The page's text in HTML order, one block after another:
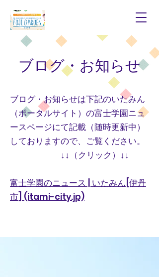
​ブログ・お知らせ
ブログ・お知らせは下記のいたみん
（ポータルサイト）の富士学園ニュ
ースページにて記載（随時更新中）
しておりますので、ご覧ください。
↓↓（クリック）↓↓
富士学園のニュース | いたみん[伊丹
市] (itami-city.jp)